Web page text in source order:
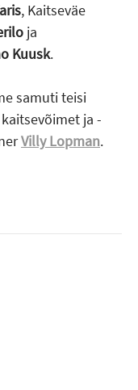
, Kaitseväe
ja
Kuusk.
samuti teisi
ja -
Villy Lopman.